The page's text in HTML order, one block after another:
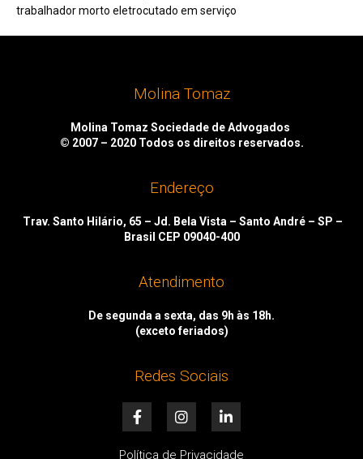
trabalhador morto eletrocutado em serviço
Molina Tomaz
Molina Tomaz Sociedade de Advogados
© 2007 – 2020 Todos os direitos reservados.
Endereço
Trav. Santo Hilário, 65 – Jd. Bela Vista – Santo André – SP –
Brasil CEP 09040-400
Atendimento
De segunda a sexta, das 9h às 18h.
(exceto feriados)
Redes Sociais
F
a
e
I
n
t
i
k
Política de Privacidade